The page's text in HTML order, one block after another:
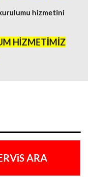
hizmetini
HİZMETİMİZ
ARA